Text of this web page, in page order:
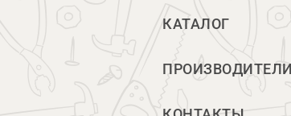
КАТАЛОГ
ПРОИЗВОДИТЕЛИ